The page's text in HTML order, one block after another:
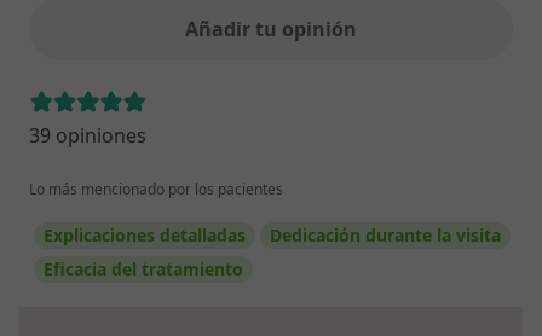
Añadir tu opinión
39 opiniones
Lo más mencionado por los pacientes
Explicaciones detalladas
Dedicación durante la visita
Eficacia del tratamiento